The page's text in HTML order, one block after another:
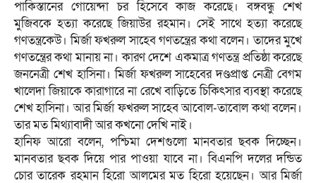
পাকিস্তানের গোয়েন্দা চর হিসেবে কাজ করেছে। বঙ্গবন্ধু শেখ
মুজিবকে হত্যা করেছে জিয়াউর রহমান। সেই সাথে হত্যা করেছে
গণতন্ত্রকেউ। মির্জা ফখরুল সাহেব গণতন্ত্রের কথা বলেন। তাদের মুখে
গণতন্ত্রের কথা মানায় না। কারণ দেশে একমাত্র গণতন্ত্র প্রতিষ্ঠা করেছে
জননেত্রী শেখ হাসিনা। মির্জা ফখরুল সাহেবের দণ্ডপ্রাপ্ত নেত্রী বেগম
খালেদা জিয়াকে কারাগারে না রেখে বাড়িতে চিকিৎসার ব্যবস্থা করেছে
শেখ হাসিনা। আর মির্জা ফখরুল সাহেব আবোল-তাবোল কথা বলেন।
তার মত মিথ্যাবাদী আর কখনো দেখি নাই।
হানিফ আরো বলেন, পশ্চিমা দেশগুলো মানবতার ছবক দিচ্ছেন।
মানবতার ছবক দিয়ে পার পাওয়া যাবে না। বিএনপি দলের দন্ডিত
চোর তারেক রহমান হিরো আলমের মত হিরো হয়েছেন। আর মির্জা